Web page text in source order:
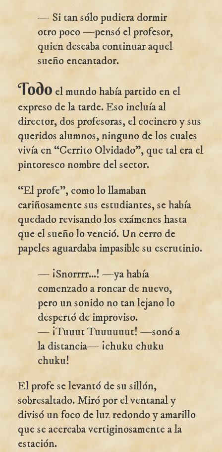
— Si tan sólo pudiera dormir
otro poco —pensó el profesor,
quien deseaba continuar aquel
sueño encantador.
Todo el mundo había partido en el
expreso de la tarde. Eso incluía al
director, dos profesoras, el cocinero y sus
queridos alumnos, ninguno de los cuales
vivía en “Cerrito Olvidado”, que tal era el
pintoresco nombre del sector.
“El profe”, como lo llamaban
cariñosamente sus estudiantes, se había
quedado revisando los exámenes hasta
que el sueño lo venció. Un cerro de
papeles aguardaba impasible su escrutinio.
— ¡Snorrrr...! —ya había
comenzado a roncar de nuevo,
pero un sonido no tan lejano lo
despertó de improviso.
— ¡Tuuut Tuuuuuut! —sonó a
la distancia— ¡chuku chuku
chuku!
El profe se levantó de su sillón,
sobresaltado. Miró por el ventanal y
divisó un foco de luz redondo y amarillo
que se acercaba vertiginosamente a la
estación.